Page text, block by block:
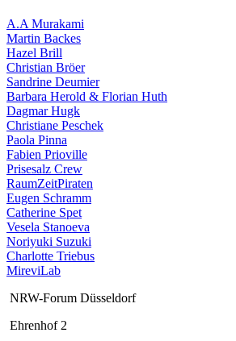
A.A Murakami
Martin Backes
Hazel Brill
Christian Bröer
Sandrine Deumier
Barbara Herold & Florian Huth
Dagmar Hugk
Christiane Peschek
Paola Pinna
Fabien Prioville
Prisesalz Crew
RaumZeitPiraten
Eugen Schramm
Catherine Spet
Vesela Stanoeva
Noriyuki Suzuki
Charlotte Triebus
MireviLab
NRW-Forum Düsseldorf
Ehrenhof 2